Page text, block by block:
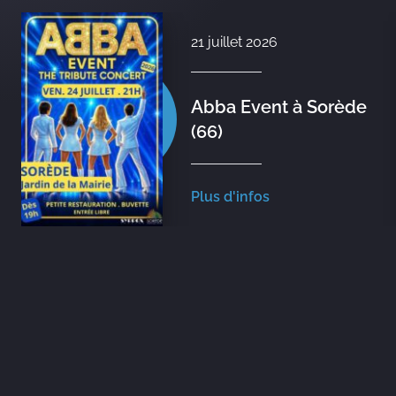
21 juillet 2026
Abba Event à Sorède
(66)
Plus d'infos